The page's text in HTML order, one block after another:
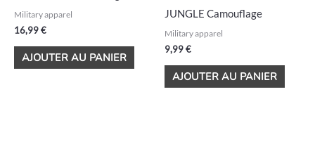
Military apparel
16,99€
AJOUTER AU PANIER
JUNGLE Camouflage
Military apparel
9,99€
AJOUTER AU PANIER